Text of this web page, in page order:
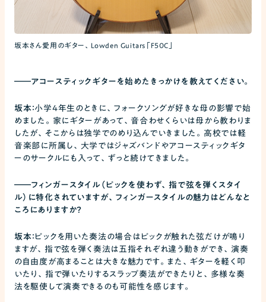
坂本さん愛用のギター、Lowden Guitars「F50C」
――アコースティックギターを始めたきっかけを教えてください。
坂本：小学4年生のときに、フォークソングが好きな母の影響で始
めました。家にギターがあって、音合わせくらいは母から教わりま
したが、そこからは独学でのめり込んでいきました。高校では軽
音楽部に所属し、大学ではジャズバンドやアコースティックギタ
ーのサークルにも入って、ずっと続けてきました。
――フィンガースタイル（ピックを使わず、指で弦を弾くスタイ
ル）に特化されていますが、フィンガースタイルの魅力はどんなと
ころにありますか？
坂本： ピックを用いた奏法の場合はピックが触れた弦だけが鳴り
ますが、指で弦を弾く奏法は五指それぞれ違う動きができ、演奏
の自由度が高まることは大きな魅力です。また、ギターを軽く叩
いたり、指で弾いたりするスラップ奏法ができたりと、多様な奏
法を駆使して演奏できるのも可能性を感じます。